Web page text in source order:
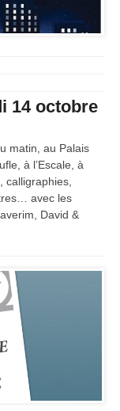
14 octobre
matin, au Palais
à l’Escale, à
calligraphies,
avec les
David &